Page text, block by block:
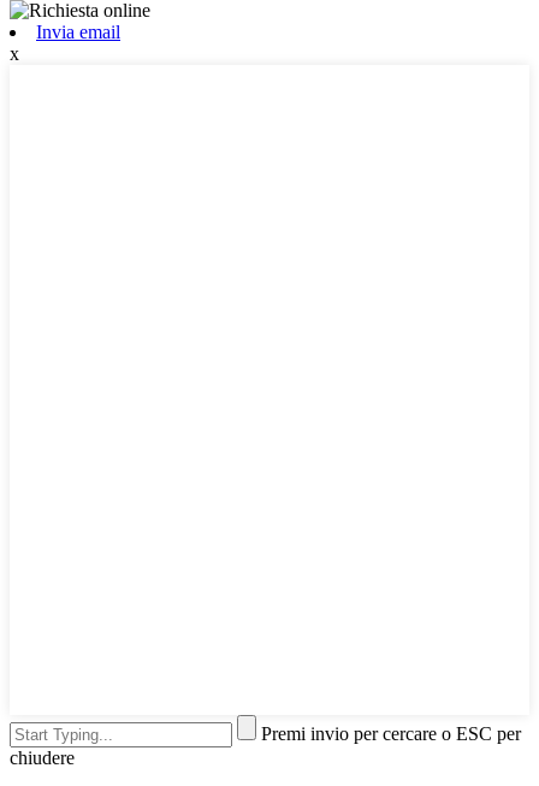
Invia email
x
Premi invio per cercare o ESC per
chiudere